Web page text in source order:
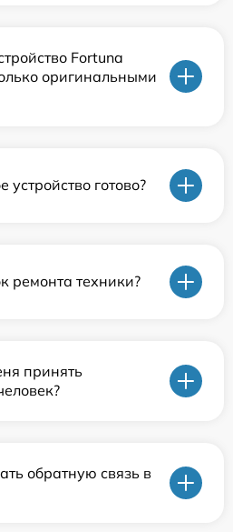
Fortuna
оригинальными
готово?
ремонта техники?
принять
обратную связь в